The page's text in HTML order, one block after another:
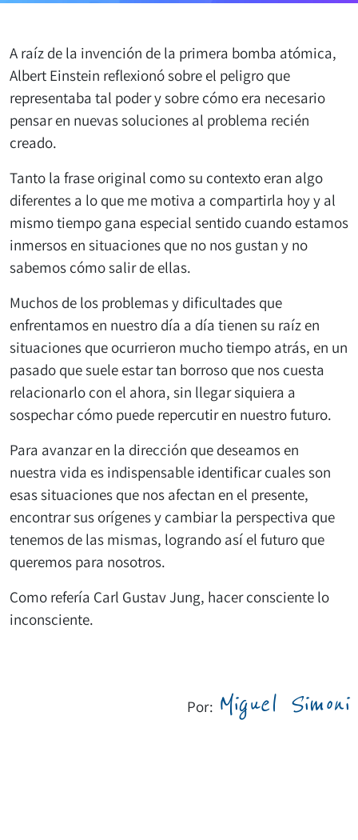
A raíz de la invención de la primera bomba atómica,
Albert Einstein reflexionó sobre el peligro que
representaba tal poder y sobre cómo era necesario
pensar en nuevas soluciones al problema recién
creado.
Tanto la frase original como su contexto eran algo
diferentes a lo que me motiva a compartirla hoy y al
mismo tiempo gana especial sentido cuando estamos
inmersos en situaciones que no nos gustan y no
sabemos cómo salir de ellas.
Muchos de los problemas y dificultades que
enfrentamos en nuestro día a día tienen su raíz en
situaciones que ocurrieron mucho tiempo atrás, en un
pasado que suele estar tan borroso que nos cuesta
relacionarlo con el ahora, sin llegar siquiera a
sospechar cómo puede repercutir en nuestro futuro.
Para avanzar en la dirección que deseamos en
nuestra vida es indispensable identificar cuales son
esas situaciones que nos afectan en el presente,
encontrar sus orígenes y cambiar la perspectiva que
tenemos de las mismas, logrando así el futuro que
queremos para nosotros.
Como refería Carl Gustav Jung, hacer consciente lo
inconsciente.
Por: Miguel Simoni